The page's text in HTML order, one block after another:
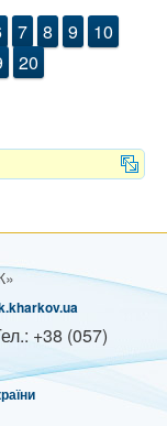
7 8 9
10
20
+38 (057)